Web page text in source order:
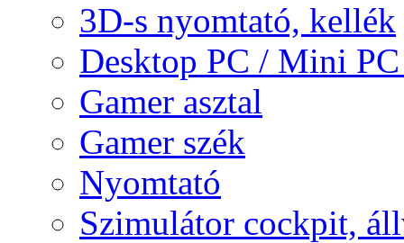
3D-s nyomtató, kellék
Desktop PC / Mini
Gamer asztal
Gamer szék
Nyomtató
Szimulátor cockpit,